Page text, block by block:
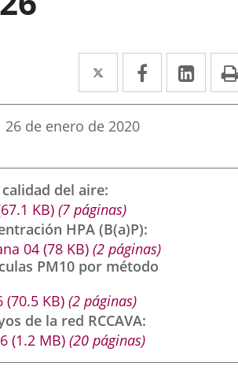
Twitter
Enlace
a
una
externa.
Facebook
Enlace
a
externa.
a
26 de enero de 2020
del aire
KB) (7 páginas)
HPA (B(a)P)
04 (78 KB) (2 páginas)
PM10 por método
(70.5 KB) (2 páginas)
de la red RCCAVA
(1.2 MB) (20 páginas)